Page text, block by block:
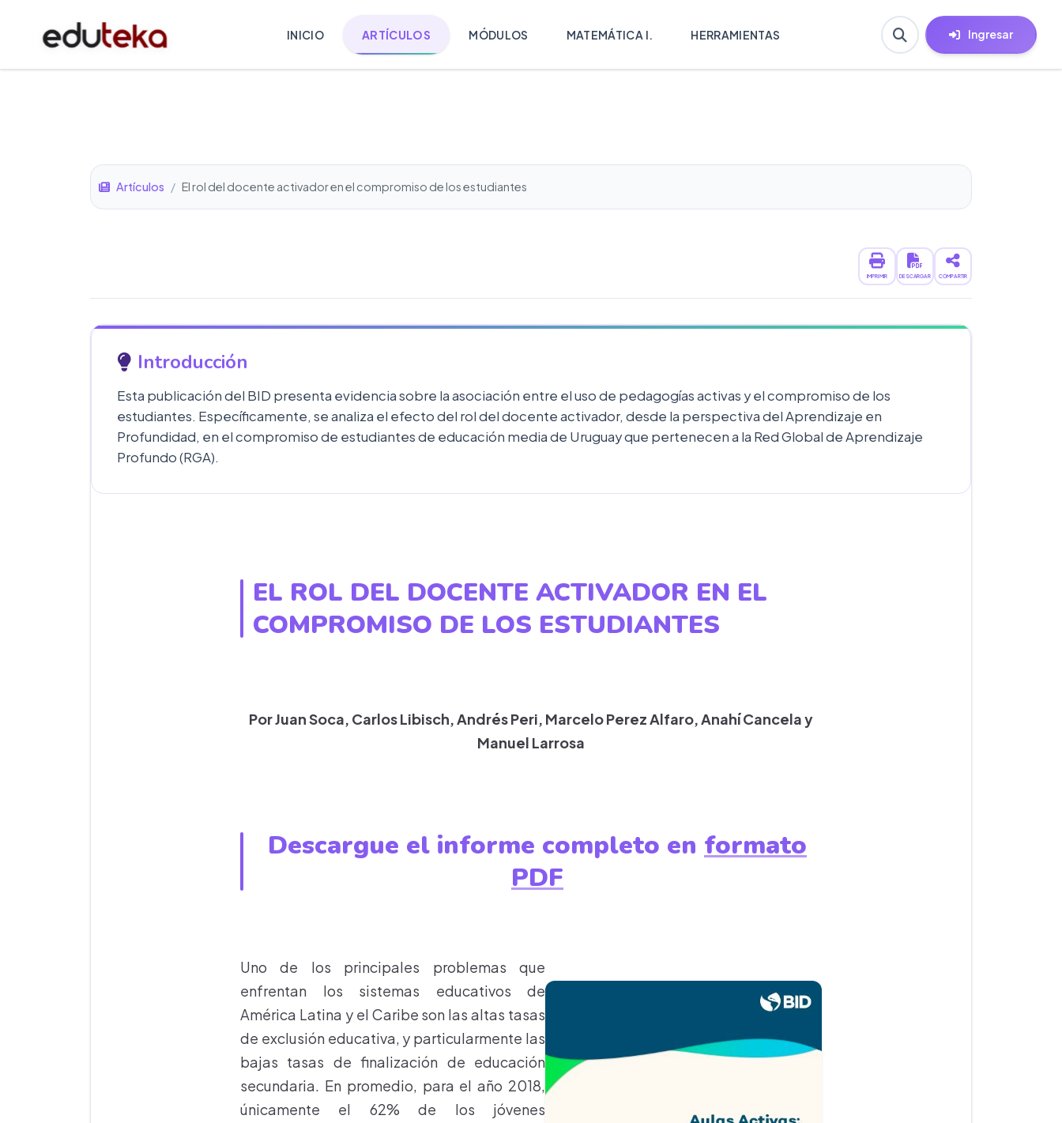
INICIO ARTÍCULOS MÓDULOS MATEMÁTICA I. HERRAMIENTAS Ingresar
Artículos / El rol del docente activador en el compromiso de los estudiantes
IMPRIMIR DESCARGAR COMPARTIR
Introducción
Esta publicación del BID presenta evidencia sobre la asociación entre el uso de pedagogías activas y el compromiso de los
estudiantes. Específicamente, se analiza el efecto del rol del docente activador, desde la perspectiva del Aprendizaje en
Profundidad, en el compromiso de estudiantes de educación media de Uruguay que pertenecen a la Red Global de Aprendizaje
Profundo (RGA).
EL ROL DEL DOCENTE ACTIVADOR EN EL
COMPROMISO DE LOS ESTUDIANTES
Por Juan Soca, Carlos Libisch, Andrés Peri, Marcelo Perez Alfaro, Anahí Cancela y
Manuel Larrosa
Descargue el informe completo en formato
PDF
Uno de los principales problemas que
enfrentan los sistemas educativos de
América Latina y el Caribe son las altas tasas
de exclusión educativa, y particularmente las
bajas tasas de finalización de educación
secundaria. En promedio, para el año 2018,
únicamente el 62% de los jóvenes